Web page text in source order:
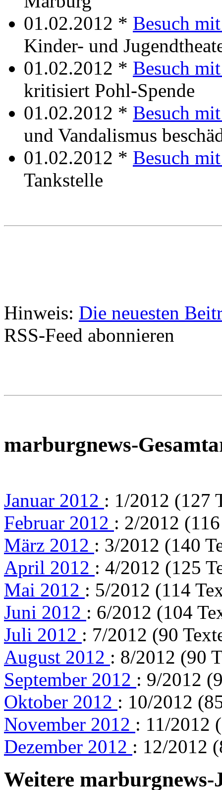
01.02.2012 * Besuch
Kinder- und
01.02.2012 * Besuch
kritisiert Pohl-Spende
01.02.2012 * Besuch
und Vandalismus
01.02.2012 * Besuch
Tankstelle
Hinweis: Die neuesten
RSS-Feed abonnieren
marburgnews-
Januar 2012 : 1/2012 (127
Februar 2012 : 2/2012
März 2012 : 3/2012 (140
April 2012 : 4/2012 (125
Mai 2012 : 5/2012 (114
Juni 2012 : 6/2012 (104
Juli 2012 : 7/2012 (90
August 2012 : 8/2012 (90
September 2012 : 9/2012
Oktober 2012 : 10/2012
November 2012 : 11/2012
Dezember 2012 : 12/2012
Weitere marburgnews-